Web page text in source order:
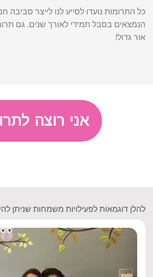
כל התרומות נועדו לסייע לנו לייצר
הנמצאים בסבל תמידי לאורך שנים. גם
אור גדול!
אני רוצה
להלן דוגמאות לפעילויות משמחות שניתן